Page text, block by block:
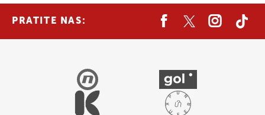
PRATITE NAS: